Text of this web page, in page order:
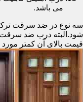
می باشد.
سه نوع در ضد سرقت
شود.البته درب ضد سرقت
قیمت بالای آن کمتر مورد